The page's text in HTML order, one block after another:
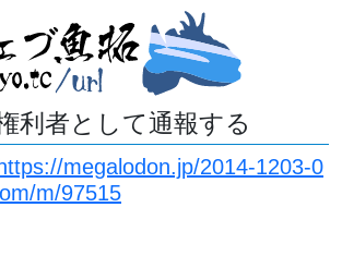
利者として通報する
https://megalodon.jp/2014-1203-0
m/97515